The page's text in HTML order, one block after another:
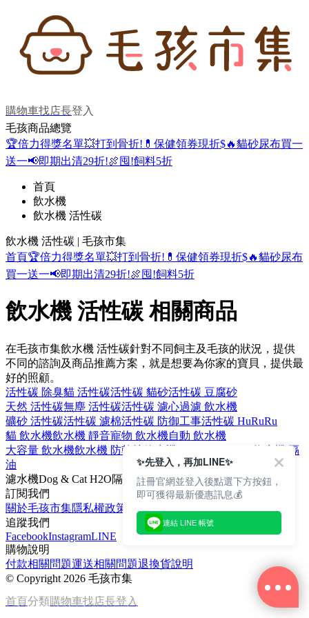
購物車找店長登入
毛孩商品總覽
🏆倍力得獎名單💥打到骨折! 💊保健領券現折$🔥貓砂尿布買一
送一📢即期出清29折!🍖囤!飼料5折
首頁
飲水機
飲水機 活性碳
飲水機 活性碳 | 毛孩市集
首頁🏆倍力得獎名單💥打到骨折! 💊保健領券現折$🔥貓砂尿布
買一送一📢即期出清29折!🍖囤!飼料5折
飲水機 活性碳 相關商品
在毛孩市集飲水機 活性碳針對不同飼主及毛孩的狀況，提供
不同的諮詢及商品推薦方案，就是想要為你家的寶貝，提供最
好的照顧。
活性碳 除臭貓 活性碳活性碳 貓砂活性碳 豆腐砂
天然 活性碳無塵 活性碳活性碳 濾心過濾 飲水機
礦砂 活性碳活性碳 濾棉活性碳 防御工事活性碳 HuRuRu
貓 飲水機飲水機 靜音寵物 飲水機自動 飲水機
大容量 飲水機飲水機 防乾燒
飲水機 隔
油
濾水機Dog & Cat H2O隔油 防乾燒大容量
訂閱我們
關於毛孩市集隱私權政策
追蹤我們
FacebookInstagramLINE
購物說明
付款相關問題運送相關問題退換貨說明
© Copyright 2026 毛孩市集
首頁分類購物車找店長登入
✨先登入，再加LINE✨
註冊官網並登入後點選下方按鈕，
即可獲得最新優惠訊息💰
連結 LINE 帳號